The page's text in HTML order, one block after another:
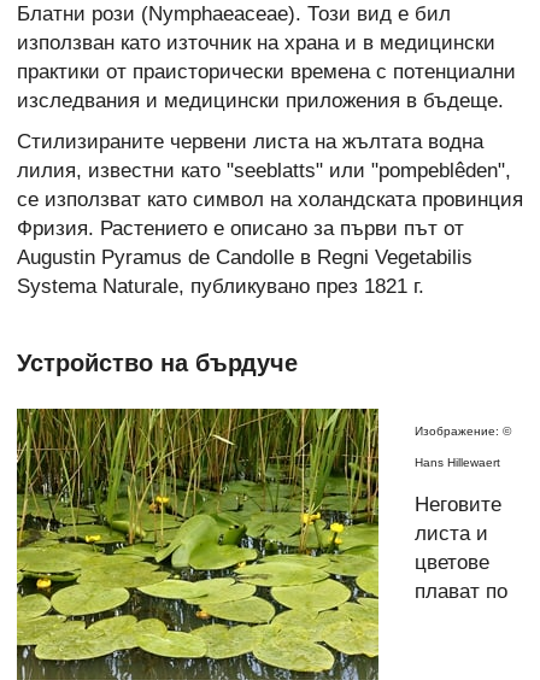
Блатни рози (Nymphaeaceae). Този вид е бил
използван като източник на храна и в медицински
практики от праисторически времена с потенциални
изследвания и медицински приложения в бъдеще.
Стилизираните червени листа на жълтата водна
лилия, известни като "seeblatts" или "pompeblêden",
се използват като символ на холандската провинция
Фризия. Растението е описано за първи път от
Augustin Pyramus de Candolle в Regni Vegetabilis
Systema Naturale, публикувано през 1821 г.
Устройство на бърдуче
Изображение:©
Hans Hillewaert
Неговите
листа и
цветове
плават по